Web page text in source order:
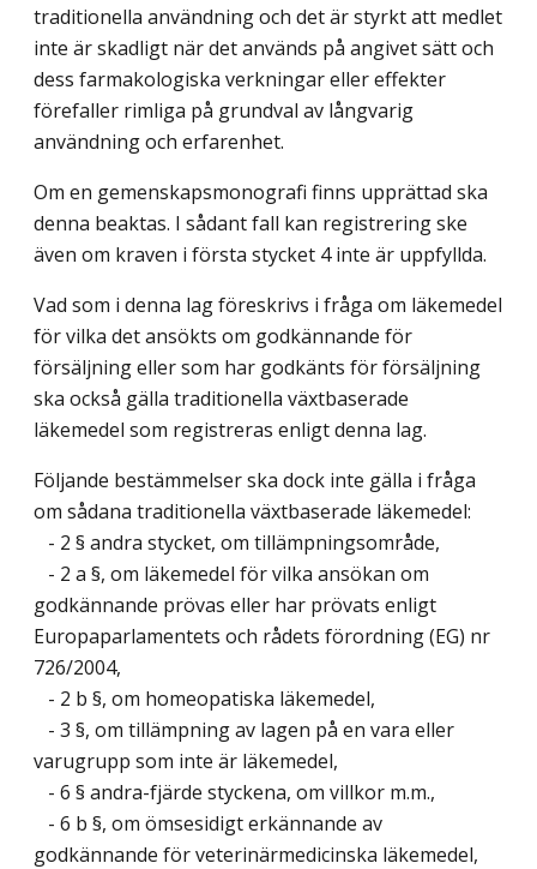
traditionella användning och det är styrkt att medlet
inte är skadligt när det används på angivet sätt och
dess farmakologiska verkningar eller effekter
förefaller rimliga på grundval av långvarig
användning och erfarenhet.
Om en gemenskapsmonografi finns upprättad ska
denna beaktas. I sådant fall kan registrering ske
även om kraven i första stycket 4 inte är uppfyllda.
Vad som i denna lag föreskrivs i fråga om läkemedel
för vilka det ansökts om godkännande för
försäljning eller som har godkänts för försäljning
ska också gälla traditionella växtbaserade
läkemedel som registreras enligt denna lag.
Följande bestämmelser ska dock inte gälla i fråga
om sådana traditionella växtbaserade läkemedel:
- 2 § andra stycket, om tillämpningsområde,
- 2 a §, om läkemedel för vilka ansökan om
godkännande prövas eller har prövats enligt
Europaparlamentets och rådets förordning (EG) nr
726/2004,
- 2 b §, om homeopatiska läkemedel,
- 3 §, om tillämpning av lagen på en vara eller
varugrupp som inte är läkemedel,
- 6 § andra-fjärde styckena, om villkor m.m.,
- 6 b §, om ömsesidigt erkännande av
godkännande för veterinärmedicinska läkemedel,